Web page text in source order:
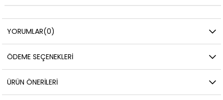
YORUMLAR(0)
ÖDEME SEÇENEKLERI
ÜRÜN ÖNERILERI